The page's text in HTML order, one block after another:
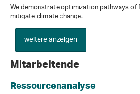
We demonstrate optimization pathways
mitigate climate change.
weitere anzeigen
Mitarbeitende
Ressourcenanalyse